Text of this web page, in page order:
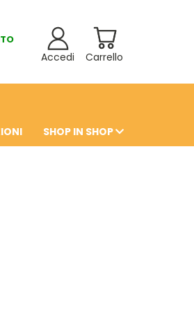
Carrello
Accedi
SHOP IN SHOP